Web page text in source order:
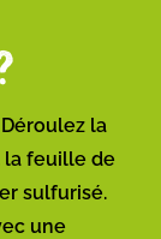
la
la feuille de
sulfurisé.
une